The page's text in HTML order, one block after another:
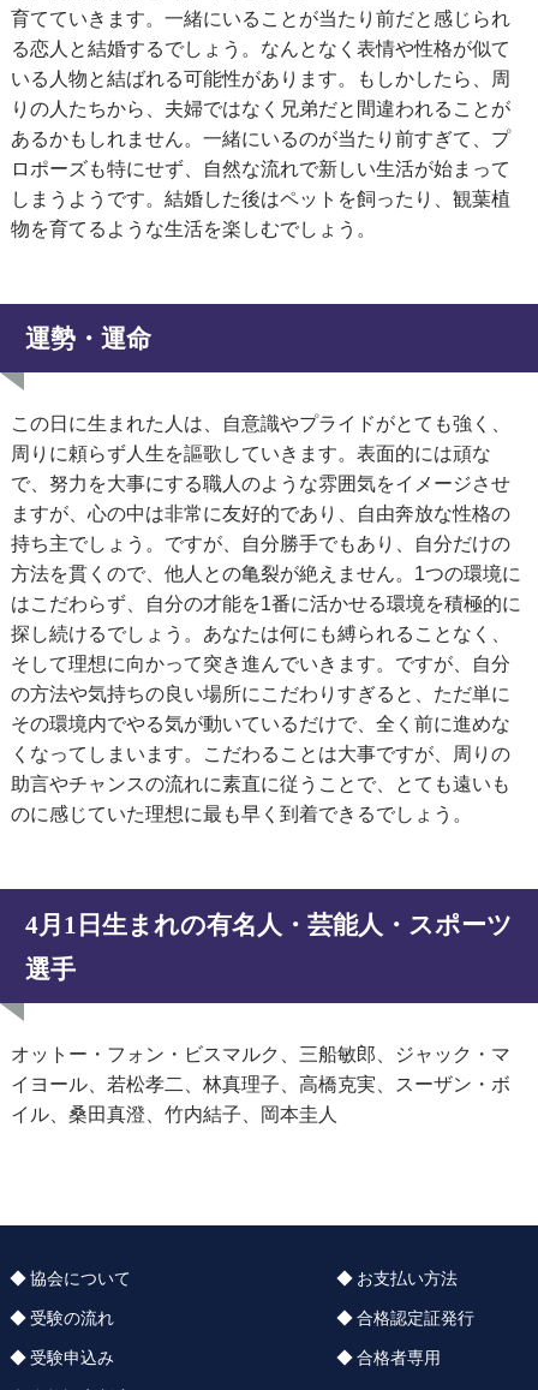
育てていきます。一緒にいることが当たり前だと感じられ
る恋人と結婚するでしょう。なんとなく表情や性格が似て
いる人物と結ばれる可能性があります。もしかしたら、周
りの人たちから、夫婦ではなく兄弟だと間違われることが
あるかもしれません。一緒にいるのが当たり前すぎて、プ
ロポーズも特にせず、自然な流れで新しい生活が始まって
しまうようです。結婚した後はペットを飼ったり、観葉植
物を育てるような生活を楽しむでしょう。
運勢・運命
この日に生まれた人は、自意識やプライドがとても強く、
周りに頼らず人生を謳歌していきます。表面的には頑な
で、努力を大事にする職人のような雰囲気をイメージさせ
ますが、心の中は非常に友好的であり、自由奔放な性格の
持ち主でしょう。ですが、自分勝手でもあり、自分だけの
方法を貫くので、他人との亀裂が絶えません。1つの環境に
はこだわらず、自分の才能を1番に活かせる環境を積極的に
探し続けるでしょう。あなたは何にも縛られることなく、
そして理想に向かって突き進んでいきます。ですが、自分
の方法や気持ちの良い場所にこだわりすぎると、ただ単に
その環境内でやる気が動いているだけで、全く前に進めな
くなってしまいます。こだわることは大事ですが、周りの
助言やチャンスの流れに素直に従うことで、とても遠いも
のに感じていた理想に最も早く到着できるでしょう。
4月1日生まれの有名人・芸能人・スポーツ
選手
オットー・フォン・ビスマルク、三船敏郎、ジャック・マ
イヨール、若松孝二、林真理子、高橋克実、スーザン・ボ
イル、桑田真澄、竹内結子、岡本圭人
協会について
受験の流れ
受験申込み
お支払い方法
合格認定証発行
合格者専用